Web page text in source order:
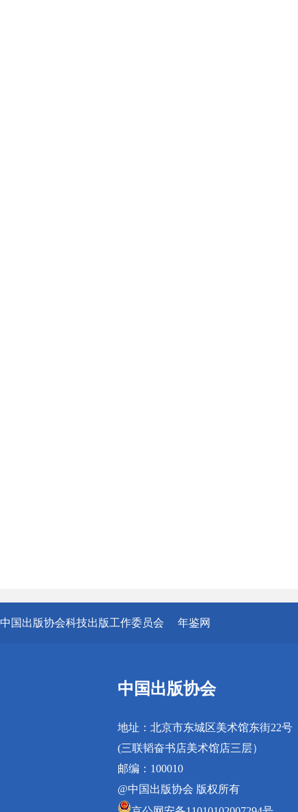
中国出版协会科技出版工作委员会 年鉴网
中国出版协会
地址：北京市东城区美术馆东街22号
(三联韬奋书店美术馆店三层）
邮编：100010
@中国出版协会 版权所有